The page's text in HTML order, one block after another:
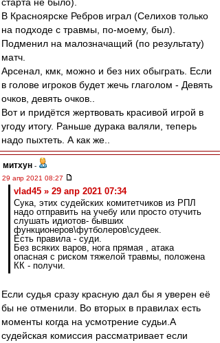
В Красноярске Ребров играл (Селихов только
на подходе с травмы, по-моему, был).
Подменил на малозначащий (по результату)
матч.
Арсенал, кмк, можно и без них обыграть. Если
в голове игроков будет жечь глаголом - Девять
очков, девять очков..
Вот и придётся жертвовать красивой игрой в
угоду итогу. Раньше дурака валяли, теперь
надо пыхтеть. А как же..
митхун -
29 апр 2021 08:27
vlad45 » 29 апр 2021 07:34
Сука, этих судейских комитетчиков из РПЛ
надо отправить на учебу или просто отучить
слушать идиотов- бывших
функционеров\футболеров\судеек.
Есть правила - суди.
Без всяких варов, нога прямая , атака
опасная с риском тяжелой травмы, положена
КК - получи.
Если судья сразу красную дал бы я уверен её
бы не отменили. Во вторых в правилах есть
моменты когда на усмотрение судьи.А
судейская комиссия рассматривает если